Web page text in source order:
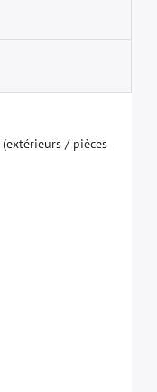
(extérieurs / pièces